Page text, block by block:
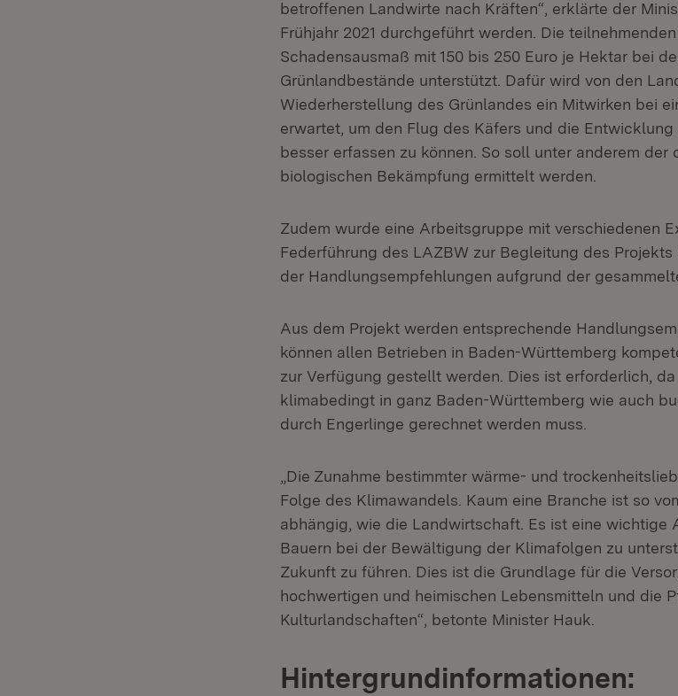
betroffenen Landwirte nach Kräften“, erklärte der
Frühjahr 2021 durchgeführt werden. Die
Schadensausmaß mit 150 bis 250 Euro je Hektar bei
Grünlandbestände unterstützt. Dafür wird von den
Wiederherstellung des Grünlandes ein Mitwirken bei
erwartet, um den Flug des Käfers und die
besser erfassen zu können. So soll unter anderem
biologischen Bekämpfung ermittelt werden.
Zudem wurde eine Arbeitsgruppe mit verschiedenen
Federführung des LAZBW zur Begleitung des
der Handlungsempfehlungen aufgrund der
Aus dem Projekt werden entsprechende
können allen Betrieben in Baden-Württemberg
zur Verfügung gestellt werden. Dies ist erforderlich,
klimabedingt in ganz Baden-Württemberg wie auch
durch Engerlinge gerechnet werden muss.
„Die Zunahme bestimmter wärme- und
Folge des Klimawandels. Kaum eine Branche ist so
abhängig, wie die Landwirtschaft. Es ist eine wichtige
Bauern bei der Bewältigung der Klimafolgen zu
Zukunft zu führen. Dies ist die Grundlage für die
hochwertigen und heimischen Lebensmitteln und die
Kulturlandschaften“, betonte Minister Hauk.
Hintergrundinformationen: